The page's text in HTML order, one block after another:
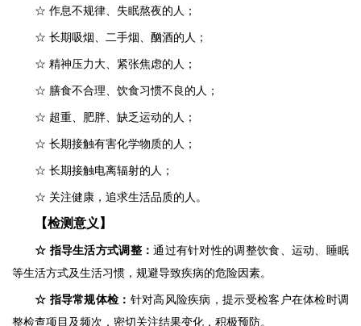
☆ 作息不规律、失眠熬夜的人；
☆ 长期吸烟、二手烟、酗酒的人；
☆ 精神压力大、紧张焦虑的人；
☆ 膳食不合理、饮食习惯不良的人；
☆ 超重、肥胖、缺乏运动的人；
☆ 长期接触有害化学物质的人；
☆ 长期接触电离辐射的人；
☆ 关注健康，追求生活品质的人。
【检测意义】
☆ 指导生活方式调整：通过有针对性的调整饮食、运动、睡眠
等生活方式及生活习惯，规避导致疾病的危险因素。
☆ 指导常规体检： 针对高风险疾病，提示受检客户在体检时调
整检查项目及频次，密切关注结果变化，积极预防。